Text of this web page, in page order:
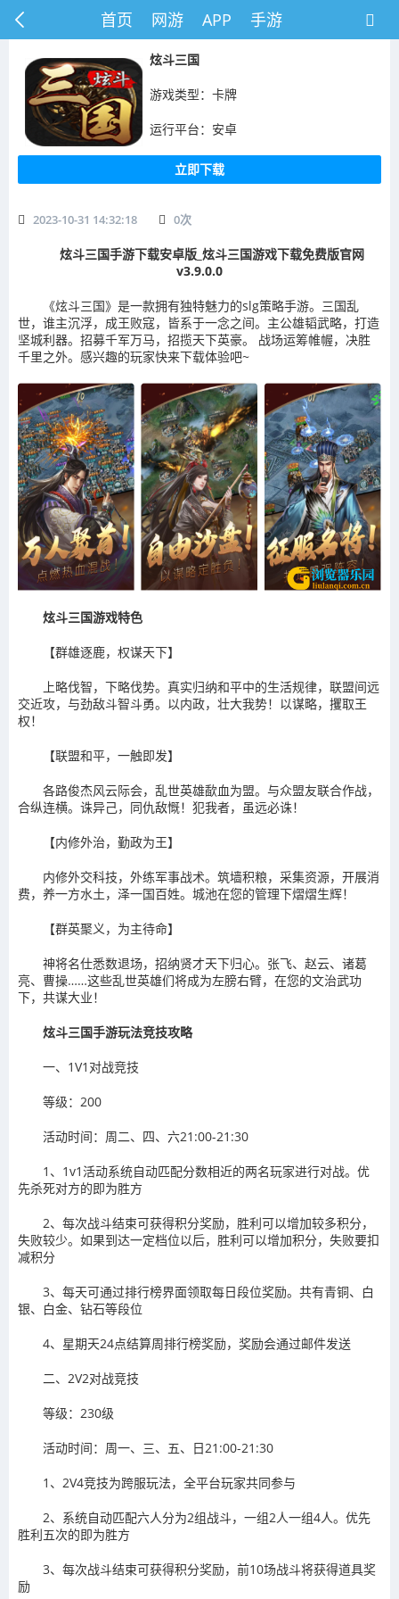
首页 网游 APP 手游
炫斗三国
游戏类型：卡牌
运行平台：安卓
立即下载
2023-10-31 14:32:18 0次
炫斗三国手游下载安卓版_炫斗三国游戏下载免费版官网
v3.9.0.0
《炫斗三国》是一款拥有独特魅力的slg策略手游。三国乱
世，谁主沉浮，成王败寇，皆系于一念之间。主公雄韬武略，打造
坚城利器。招募千军万马，招揽天下英豪。 战场运筹帷幄，决胜
千里之外。感兴趣的玩家快来下载体验吧~
炫斗三国游戏特色
【群雄逐鹿，权谋天下】
上略伐智，下略伐势。真实归纳和平中的生活规律，联盟间远
交近攻，与劲敌斗智斗勇。以内政，壮大我势！以谋略，攫取王
权！
【联盟和平，一触即发】
各路俊杰风云际会，乱世英雄歃血为盟。与众盟友联合作战，
合纵连横。诛异己，同仇敌慨！犯我者，虽远必诛！
【内修外治，勤政为王】
内修外交科技，外练军事战术。筑墙积粮，采集资源，开展消
费，养一方水土，泽一国百姓。城池在您的管理下熠熠生辉！
【群英聚义，为主待命】
神将名仕悉数退场，招纳贤才天下归心。张飞、赵云、诸葛
亮、曹操……这些乱世英雄们将成为左膀右臂，在您的文治武功
下，共谋大业！
炫斗三国手游玩法竞技攻略
一、1V1对战竞技
等级：200
活动时间：周二、四、六21:00-21:30
1、1v1活动系统自动匹配分数相近的两名玩家进行对战。优
先杀死对方的即为胜方
2、每次战斗结束可获得积分奖励，胜利可以增加较多积分，
失败较少。如果到达一定档位以后，胜利可以增加积分，失败要扣
减积分
3、每天可通过排行榜界面领取每日段位奖励。共有青铜、白
银、白金、钻石等段位
4、星期天24点结算周排行榜奖励，奖励会通过邮件发送
二、2V2对战竞技
等级：230级
活动时间：周一、三、五、日21:00-21:30
1、2V4竞技为跨服玩法，全平台玩家共同参与
2、系统自动匹配六人分为2组战斗，一组2人一组4人。优先
胜利五次的即为胜方
3、每次战斗结束可获得积分奖励，前10场战斗将获得道具奖
励